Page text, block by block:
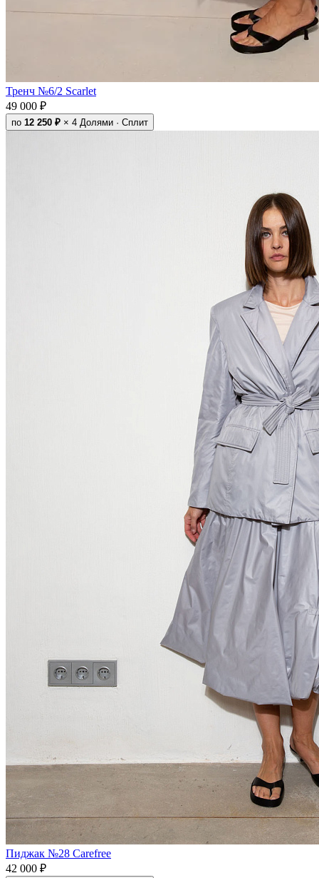
Тренч №6/2 Scarlet
49 000 ₽
по 12 250 ₽ × 4 Долями · Сплит
Пиджак №28 Carefree
42 000 ₽